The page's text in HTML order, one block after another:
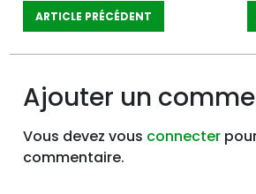
ARTICLE PRÉCÉDENT
Ajouter un
Vous devez vous connecter
commentaire.